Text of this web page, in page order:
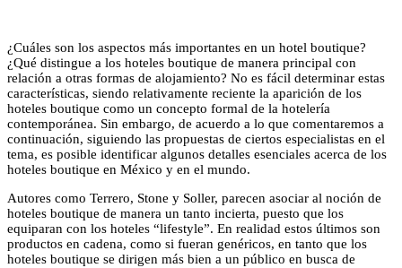
¿Cuáles son los aspectos más importantes en un hotel boutique?
¿Qué distingue a los hoteles boutique de manera principal con
relación a otras formas de alojamiento? No es fácil determinar estas
características, siendo relativamente reciente la aparición de los
hoteles boutique como un concepto formal de la hotelería
contemporánea. Sin embargo, de acuerdo a lo que comentaremos a
continuación, siguiendo las propuestas de ciertos especialistas en el
tema, es posible identificar algunos detalles esenciales acerca de los
hoteles boutique en México y en el mundo.
Autores como Terrero, Stone y Soller, parecen asociar al noción de
hoteles boutique de manera un tanto incierta, puesto que los
equiparan con los hoteles “lifestyle”. En realidad estos últimos son
productos en cadena, como si fueran genéricos, en tanto que los
hoteles boutique se dirigen más bien a un público en busca de